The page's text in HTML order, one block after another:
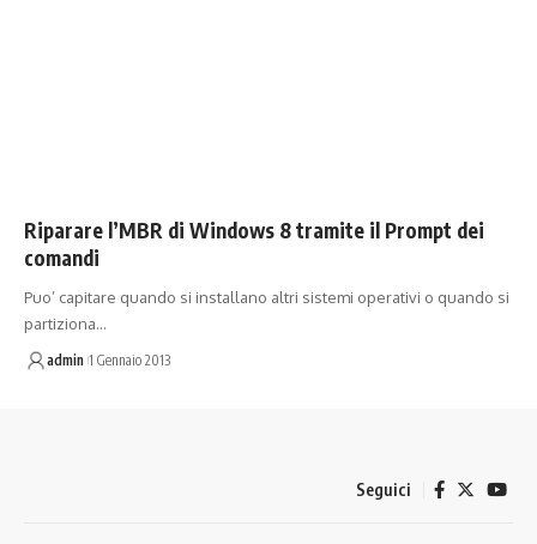
Riparare l’MBR di Windows 8 tramite il Prompt dei
comandi
Puo’ capitare quando si installano altri sistemi operativi o quando si
partiziona…
admin 1 Gennaio 2013
Seguici